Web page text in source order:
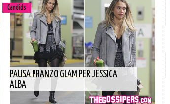
Candids
PAUSA PRANZO GLAM PER JESSICA
ALBA